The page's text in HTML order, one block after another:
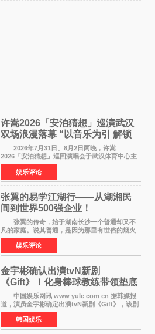
许嵩2026「安泊猜想」巡演武汉
双场浪漫落幕 “以音乐为引 解锁
江城记忆”
2026年7月31日、8月2日两晚，许嵩
2026「安泊猜想」巡回演唱会于武汉体育中心主
体育场盛大开唱。许嵩与数万歌迷在此相聚，从
浪漫惬意的舞台设计到充满诚意与惊喜的现场互
动，共同开启了一场关于
娱乐评论
张翼的易学江湖行——从湖湘民
间到世界500强企业！
张翼的传奇，始于湖南长沙一个普通却又不
凡的家庭。说其普通，是因为那里有世俗的烟火
气；说其不凡，是因为家中有一位洞悉天地玄机
的长者——他的爷爷。作为当地的风水师，爷爷
是张翼走进易学
娱乐评论
金宇彬确认出演tvN新剧
《Gift》！化身棒球教练带领垫底
球队逆袭
中国娱乐网讯 www yule com cn 据韩媒报
道，演员金宇彬确定出演tvN新剧《Gift》，该剧
预计将于下半年播出，引发观众高度期待。
本剧改编自同名网络漫画，讲述一位经历意外事
故后获得特殊
韩国娱乐